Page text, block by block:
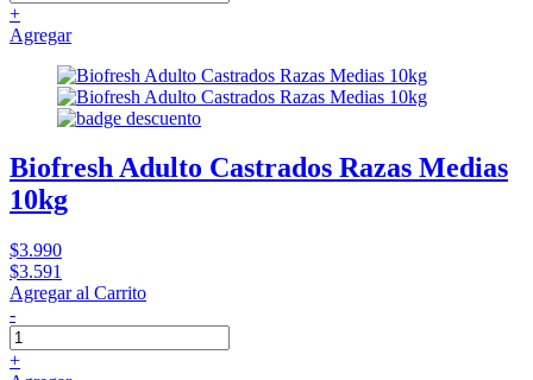
+
Agregar
Biofresh Adulto Castrados Razas Medias
10kg
$3.990
$3.591
Agregar al Carrito
-
+